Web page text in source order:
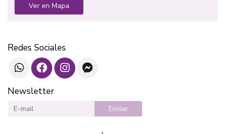
Ver en Mapa
Redes Sociales
Newsletter
Enviar